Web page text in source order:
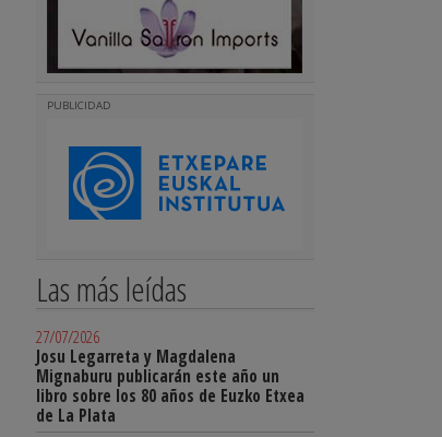
PUBLICIDAD
Las más leídas
27/07/2026
Josu Legarreta y Magdalena
Mignaburu publicarán este año un
libro sobre los 80 años de Euzko Etxea
de La Plata